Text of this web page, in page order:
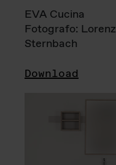
EVA Cucina
Fotografo: Lorenz
Sternbach
Download